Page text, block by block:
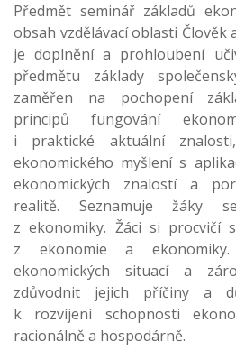
Předmět seminář základů
obsah vzdělávací oblasti Člověk
je doplnění a prohloubení
předmětu základy
zaměřen na pochopení
principů fungování
i praktické aktuální
ekonomického myšlení s
ekonomických znalostí a
realitě. Seznamuje žáky
z ekonomiky. Žáci si procvičí
z ekonomie a
ekonomických situací a
zdůvodnit jejich příčiny a
k rozvíjení schopnosti
racionálně a hospodárně.